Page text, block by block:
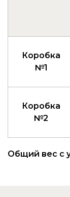
Коробка
№1
Коробка
№2
Общий вес с